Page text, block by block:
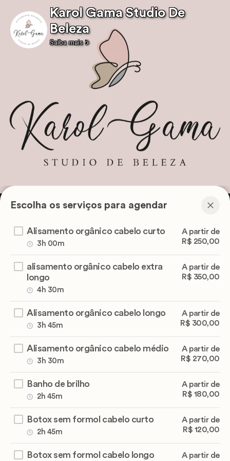
Karol Gama Studio De
Beleza
Saiba mais
Escolha os serviços para agendar
Alisamento orgânico cabelo curto
3h 00m
A partir de
R$ 250,00
alisamento orgânico cabelo extra
longo
4h 30m
A partir de
R$ 350,00
Alisamento orgânico cabelo longo
3h 45m
A partir de
R$ 300,00
Alisamento orgânico cabelo médio
3h 30m
A partir de
R$ 270,00
Banho de brilho
2h 45m
A partir de
R$ 180,00
Botox sem formol cabelo curto
2h 45m
A partir de
R$ 120,00
Botox sem formol cabelo longo A partir de